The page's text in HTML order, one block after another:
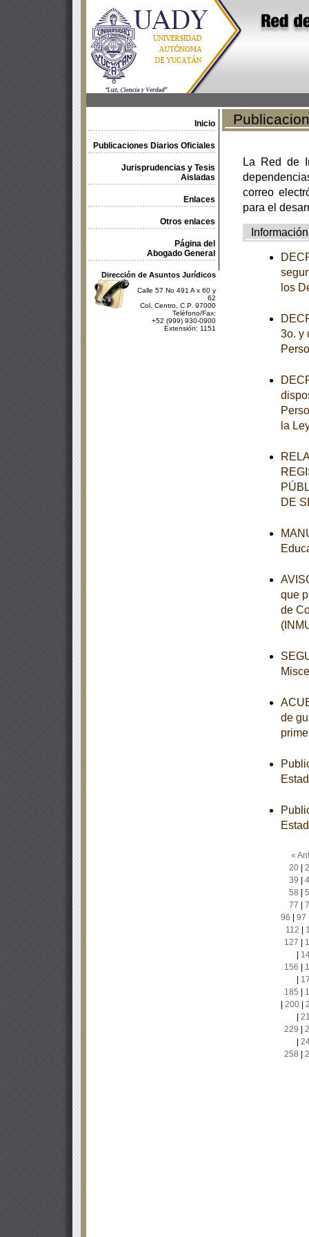
Inicio
Publicaciones Diarios Oficiales
Jurisprudencias y Tesis
Aisladas
Enlaces
Otros enlaces
Página del
Abogado General
Dirección de Asuntos Jurídicos
Calle 57 No 491 A x 60 y
62
Col. Centro, C.P. 97000
Teléfono/Fax:
+52 (999) 930-0900
Extensión: 1151
La Red de
correo
para el
Información
los
3o. y
la
DE
que
de
de
«
20|
39
58
77
96
97
112
127
156
185
200|
229
258